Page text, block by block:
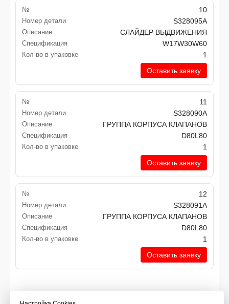
№ 10
Номер детали S328095A
Описание СЛАЙДЕР ВЫДВИЖЕНИЯ
Спецификация W17W30W60
Кол-во в упаковке
1
Оставить заявку
№ 11
Номер детали S328090A
Описание ГРУППА КОРПУСА КЛАПАНОВ
Спецификация D80L80
Кол-во в упаковке
1
Оставить заявку
№ 12
Номер детали S328091A
Описание ГРУППА КОРПУСА КЛАПАНОВ
Спецификация D80L80
Кол-во в упаковке
1
Оставить заявку